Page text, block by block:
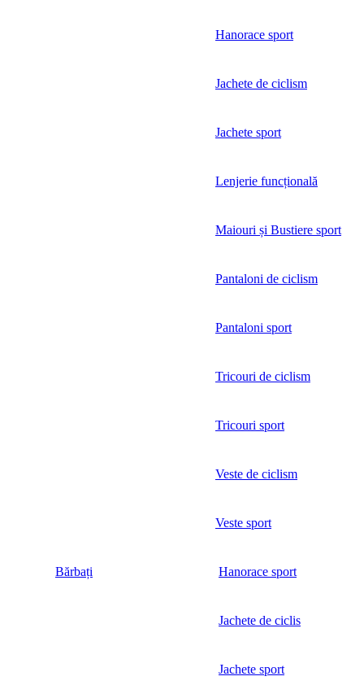
Hanorace sport
Jachete de ciclism
Jachete sport
Lenjerie funcțională
Maiouri și Bustiere sport
Pantaloni de ciclism
Pantaloni sport
Tricouri de ciclism
Tricouri sport
Veste de ciclism
Veste sport
Bărbați Hanorace sport
Jachete de ciclis
Jachete sport